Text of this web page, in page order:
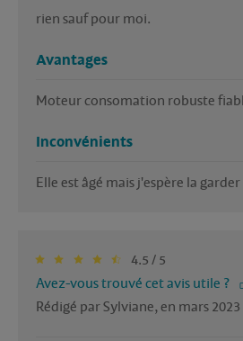
rien sauf pour moi.
Avantages
Moteur consomation robuste
Inconvénients
Elle est âgé mais j'espère la
4.5 / 5
Avez-vous trouvé cet avis utile ?
Rédigé par Sylviane, en mars 2023